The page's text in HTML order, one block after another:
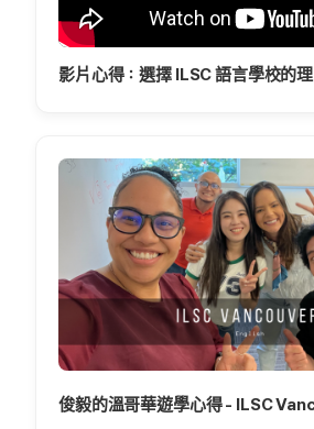
影片心得：選擇 ILSC 語言學校的
俊毅的溫哥華遊學心得 - ILSC